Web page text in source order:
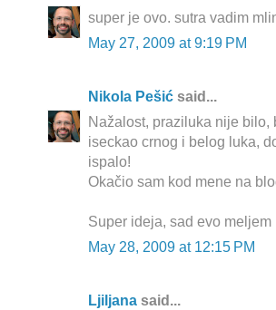
super je ovo. sutra vadim
May 27, 2009 at 9:19 PM
Nikola Pešić said...
Nažalost, praziluka nije bilo,
iseckao crnog i belog luka,
ispalo!
Okačio sam kod mene na
Super ideja, sad evo
May 28, 2009 at 12:15 PM
Ljiljana said...